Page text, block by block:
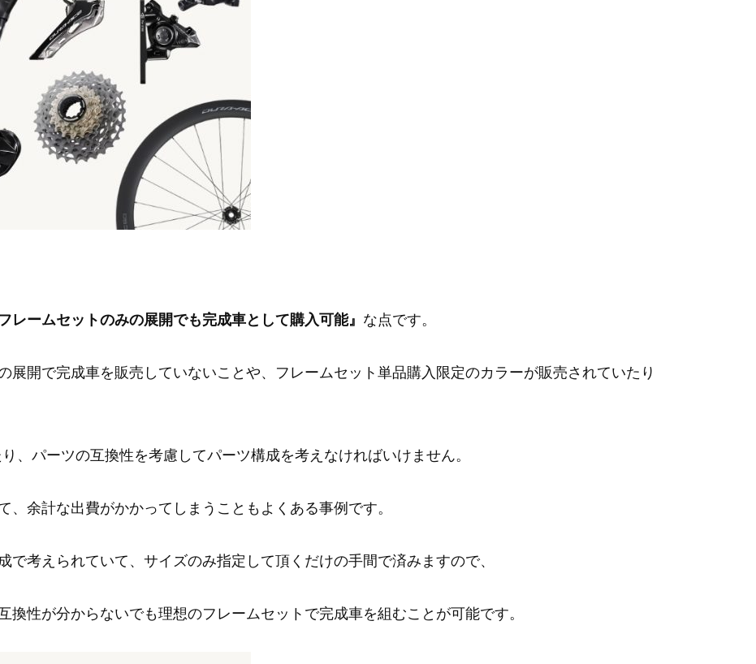
フレームセットのみの展開でも完成車として購入可能』 な点です。
展開で完成車を販売していないことや、フレームセット単品購入限定のカラーが販売されていたり
、パーツの互換性を考慮してパーツ構成を考えなければいけません。
、余計な出費がかかってしまうこともよくある事例です。
で考えられていて、サイズのみ指定して頂くだけの手間で済みますので、
換性が分からないでも理想のフレームセットで完成車を組むことが可能です。